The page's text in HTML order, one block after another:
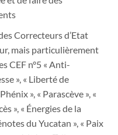
Correcteurs d’Etat
mais particulièrement
CEF n°5 « Anti-
», « Liberté de
», « Parascève », «
», « Énergies de la
du Yucatan », « Paix